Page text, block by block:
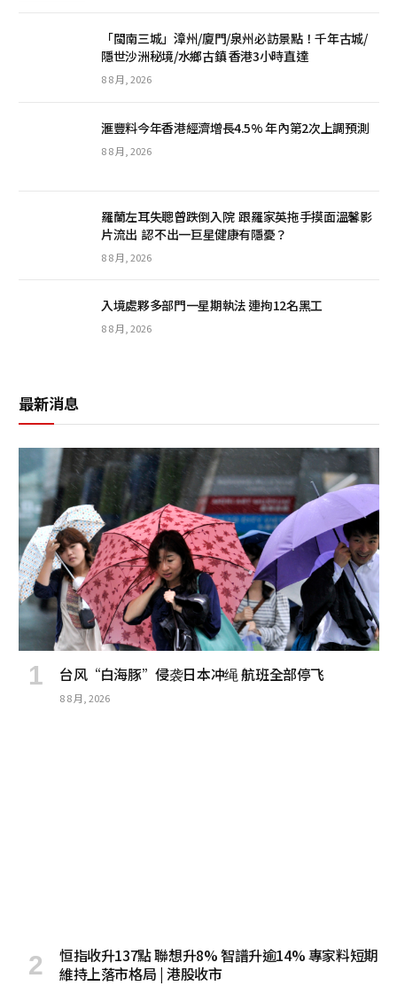
「閩南三城」漳州/廈門/泉州必訪景點！千年古城/
隱世沙洲秘境/水鄉古鎮 香港3小時直達
8 8 月, 2026
滙豐料今年香港經濟增長4.5% 年內第2次上調預測
8 8 月, 2026
羅蘭左耳失聰曾跌倒入院 跟羅家英拖手摸面溫馨影
片流出 認不出一巨星健康有隱憂？
8 8 月, 2026
入境處夥多部門一星期執法 連拘12名黑工
8 8 月, 2026
最新消息
台风“白海豚”侵袭日本冲绳 航班全部停飞
8 8 月, 2026
恒指收升137點 聯想升8% 智譜升逾14% 專家料短期
維持上落市格局 | 港股收市